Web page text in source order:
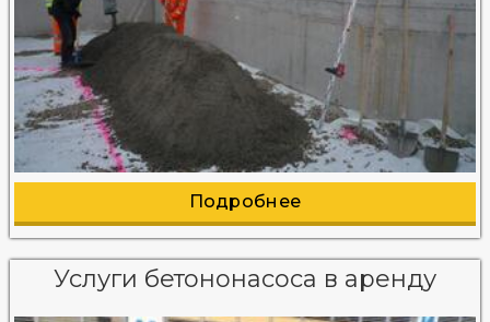
Подробнее
Услуги бетононасоса в аренду